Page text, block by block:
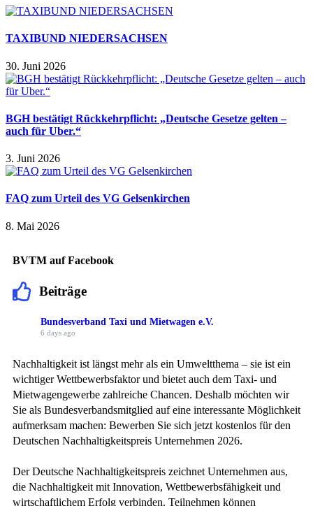
TAXIBUND NIEDERSACHSEN
30. Juni 2026
BGH bestätigt Rückkehrpflicht: „Deutsche Gesetze gelten –
auch für Uber.“
3. Juni 2026
FAQ zum Urteil des VG Gelsenkirchen
8. Mai 2026
BVTM auf Facebook
Beiträge
Bundesverband Taxi und Mietwagen e.V.
6 days ago
Nachhaltigkeit ist längst mehr als ein Umweltthema – sie ist ein
wichtiger Wettbewerbsfaktor und bietet auch dem Taxi- und
Mietwagengewerbe zahlreiche Chancen. Deshalb möchten wir
Sie als Bundesverbandsmitglied auf eine interessante Möglichkeit
aufmerksam machen: Bewerben Sie sich jetzt kostenlos für den
Deutschen Nachhaltigkeitspreis Unternehmen 2026.
Der Deutsche Nachhaltigkeitspreis zeichnet Unternehmen aus,
die Nachhaltigkeit mit Innovation, Wettbewerbsfähigkeit und
wirtschaftlichem Erfolg verbinden. Teilnehmen können